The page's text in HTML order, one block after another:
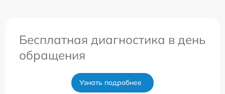
Бесплатная диагностика в день
обращения
Узнать подробнее